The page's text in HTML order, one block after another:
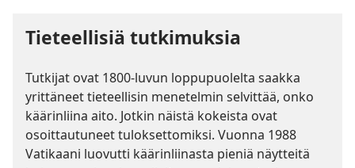
Tieteellisiä tutkimuksia
Tutkijat ovat 1800-luvun loppupuolelta saakka
yrittäneet tieteellisin menetelmin selvittää, onko
käärinliina aito. Jotkin näistä kokeista ovat
osoittautuneet tuloksettomiksi. Vuonna 1988
Vatikaani luovutti käärinliinasta pieniä näytteitä